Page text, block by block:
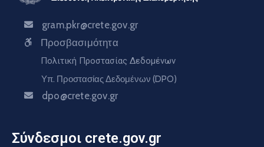
gram.pkr@crete.gov.gr
Προσβασιμότητα
Πολιτική Προστασίας Δεδομένων
Υπ. Προστασίας Δεδομένων (DPO)
dpo@crete.gov.gr
Σύνδεσμοι crete.gov.gr